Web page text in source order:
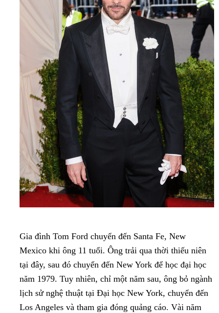
Gia đình Tom Ford chuyển đến Santa Fe, New
Mexico khi ông 11 tuổi. Ông trải qua thời thiếu niên
tại đây, sau đó chuyển đến New York để học đại học
năm 1979. Tuy nhiên, chỉ một năm sau, ông bỏ ngành
lịch sử nghệ thuật tại Đại học New York, chuyển đến
Los Angeles và tham gia đóng quảng cáo. Vài năm